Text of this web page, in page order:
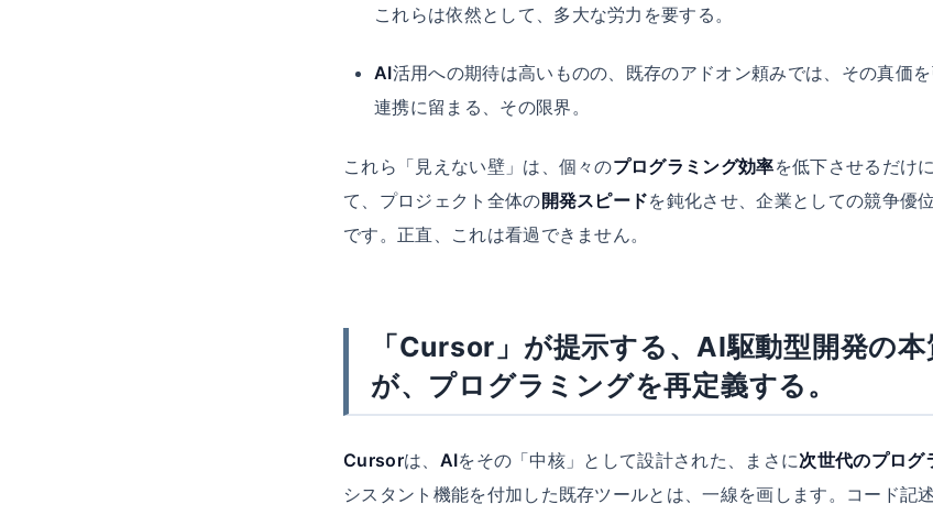
これらは依然として、多大な労力を要する。
AI活用への期待は高いものの、既存のアドオン頼みでは、その真価
連携に留まる、その限界。
これら「見えない壁」は、個々のプログラミング効率を低下させるだけ
て、プロジェクト全体の開発スピードを鈍化させ、企業としての競争優
です。正直、これは看過できません。
「Cursor」が提示する、AI駆動型開発の
が、プログラミングを再定義する。
Cursorは、 AIをその「中核」として設計された、まさに次世代のプログ
シスタント機能を付加した既存ツールとは、一線を画します。コード記